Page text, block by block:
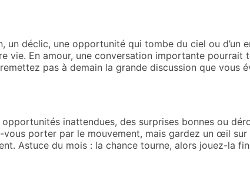
déclic, une opportunité qui tombe du ciel ou d’un
vie. En amour, une conversation importante pourrait
pas à demain la grande discussion que vous
inattendues, des surprises bonnes ou
porter par le mouvement, mais gardez un œil sur
Astuce du mois : la chance tourne, alors jouez-la